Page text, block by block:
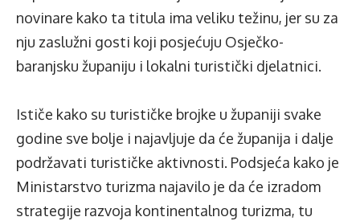
novinare kako ta titula ima veliku težinu, jer su za
nju zaslužni gosti koji posjećuju Osječko-
baranjsku županiju i lokalni turistički djelatnici.
Ističe kako su turističke brojke u županiji svake
godine sve bolje i najavljuje da će županija i dalje
podržavati turističke aktivnosti. Podsjeća kako je
Ministarstvo turizma najavilo je da će izradom
strategije razvoja kontinentalnog turizma, tu